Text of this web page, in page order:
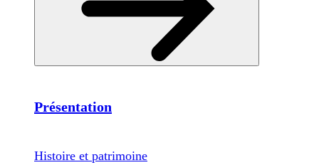
Présentation
Histoire et patrimoine